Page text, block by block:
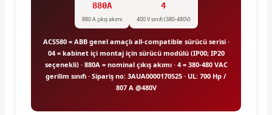
880A
880 A çıkış akımı
4
400 V sınıfı (380-480V)
ACS580 = ABB genel amaçlı all-compatible sürücü serisi ·
04 = kabinet içi montaj için sürücü modülü (IP00; IP20
seçenekli) · 880A = nominal çıkış akımı · 4 = 380-480 VAC
gerilim sınıfı · Sipariş no: 3AUA0000170525 · UL: 700 Hp /
807 A @480V